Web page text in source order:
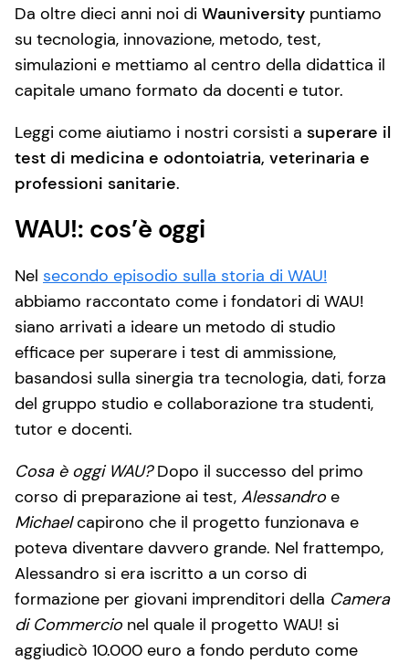
Da oltre dieci anni noi di Wauniversity puntiamo
su tecnologia, innovazione, metodo, test,
simulazioni e mettiamo al centro della didattica il
capitale umano formato da docenti e tutor.
Leggi come aiutiamo i nostri corsisti a superare il
test di medicina e odontoiatria, veterinaria e
professioni sanitarie.
WAU!: cos’è oggi
Nel secondo episodio sulla storia di WAU!
abbiamo raccontato come i fondatori di WAU!
siano arrivati a ideare un metodo di studio
efficace per superare i test di ammissione,
basandosi sulla sinergia tra tecnologia, dati, forza
del gruppo studio e collaborazione tra studenti,
tutor e docenti.
Cosa è oggi WAU?Dopo il successo del primo
corso di preparazione ai test, Alessandro e
Michaelcapirono che il progetto funzionava e
poteva diventare davvero grande. Nel frattempo,
Alessandro si era iscritto a un corso di
formazione per giovani imprenditori della Camera
di Commercio nel quale il progetto WAU! si
aggiudicò 10.000 euro a fondo perduto come